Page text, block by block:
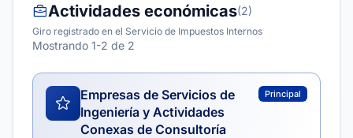
Actividades económicas(2)
Giro registrado en el Servicio de Impuestos Internos
Mostrando 1-2 de 2
Empresas de Servicios de
Ingeniería y Actividades
Conexas de Consultoría
Principal